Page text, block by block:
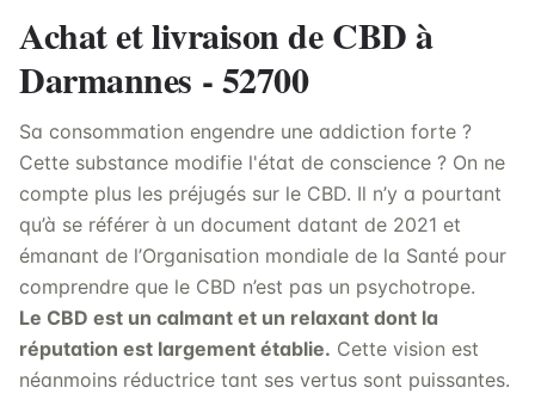
Achat et livraison de CBD à
Darmannes - 52700
Sa consommation engendre une addiction forte ?
Cette substance modifie l'état de conscience ? On ne
compte plus les préjugés sur le CBD. Il n’y a pourtant
qu’à se référer à un document datant de 2021 et
émanant de l’Organisation mondiale de la Santé pour
comprendre que le CBD n’est pas un psychotrope.
Le CBD est un calmant et un relaxant dont la
réputation est largement établie. Cette vision est
néanmoins réductrice tant ses vertus sont puissantes.